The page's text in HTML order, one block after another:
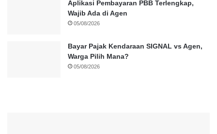
Aplikasi Pembayaran PBB Terlengkap,
Wajib Ada di Agen
05/08/2026
Bayar Pajak Kendaraan SIGNAL vs Agen,
Warga Pilih Mana?
05/08/2026